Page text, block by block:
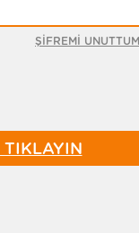
ŞİFREMİ UNUTTUM
TIKLAYIN